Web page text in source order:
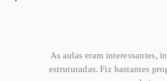
As aulas eram interessantes,
estruturadas. Fiz bastantes